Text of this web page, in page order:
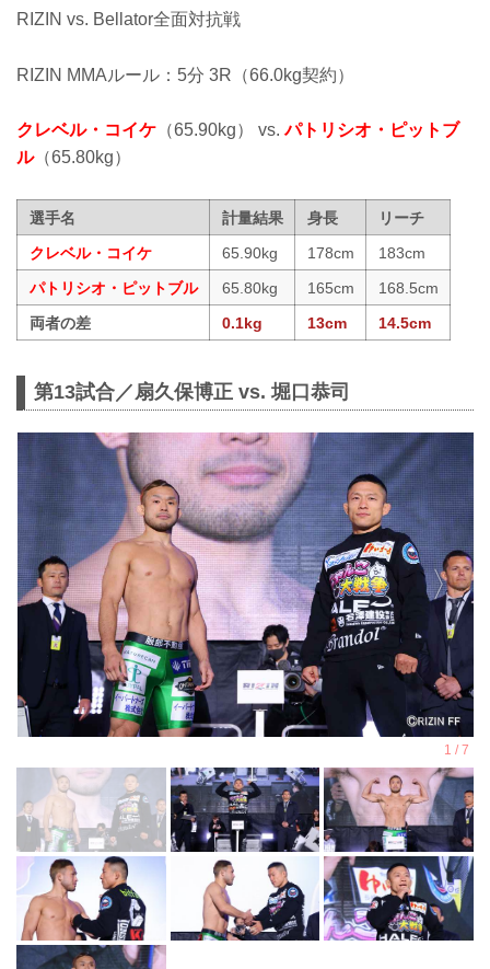
RIZIN vs. Bellator全面対抗戦
RIZIN MMAルール：5分 3R（66.0kg契約）
クレベル・コイケ （65.90kg） vs.パトリシオ・ピットブ
ル（65.80kg）
選手名 計量結果 身長
リーチ
クレベル・コイケ
65.90kg 178cm
183cm
パトリシオ・ピットブル
65.80kg 165cm
168.5cm
両者の差
0.1kg 13cm 14.5cm
第13試合／扇久保博正 vs. 堀口恭司